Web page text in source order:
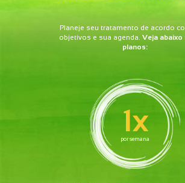
Planeje seu tratamento de acordo
objetivos e sua agenda. Veja
planos:
1x
por semana